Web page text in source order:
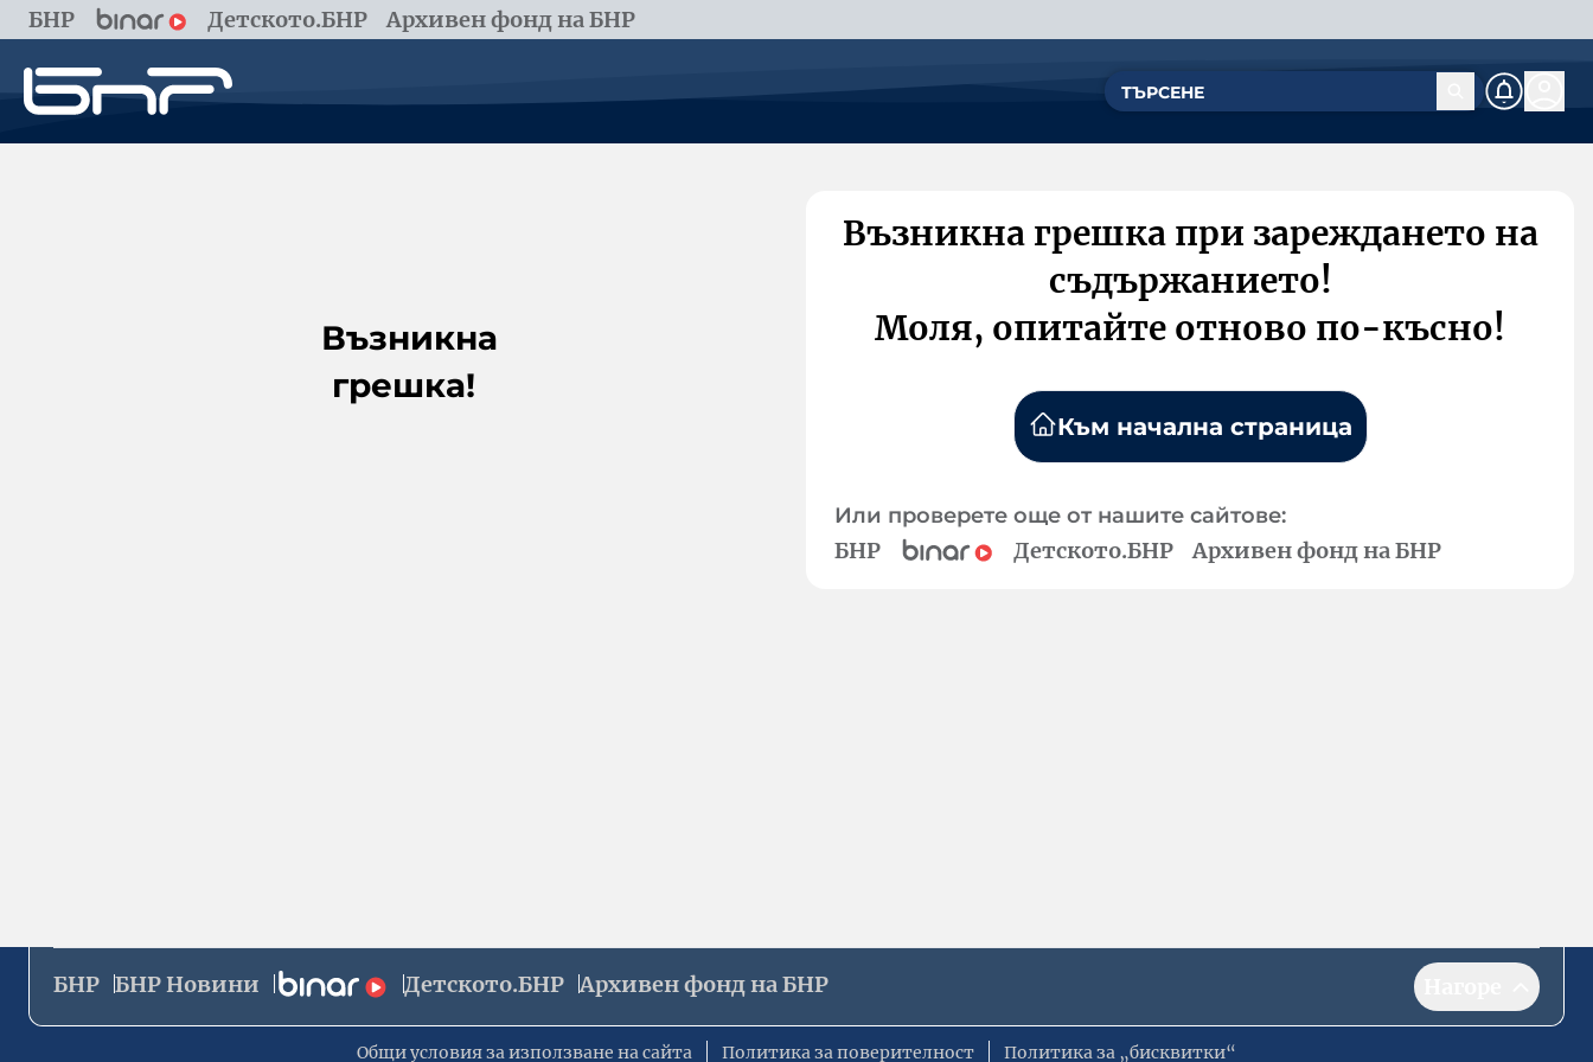
БНР Детското.БНР Архивен фонд на БНР
Възникна
грешка!
Възникна грешка при зареждането на
съдържанието!
Моля, опитайте отново по-късно!
Към начална страница
Или проверете още от нашите сайтове:
БНР Детското.БНР Архивен фонд на БНР
БНР БНР Новини Детското.БНР Архивен фонд на БНР
Общи условия за използване на сайта Политика за поверителност Политика за „бисквитки“